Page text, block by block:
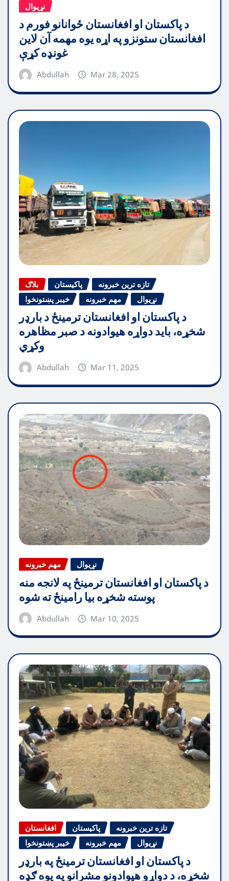
نړیوال
د پاکستان او افغانستان ځوانانو فورم د
افغانستان ستونزو په اړه یوه مهمه آن لاین
غونډه کړې
Abdullah Mar 28, 2025
بلاګ پاکیستان
تازه ترین خبرونه
خیبر پښتونخوا
مهم خبرونه نړیوال
د پاکستان او افغانستان ترمینځ د بارډر
شخړه، باید دواړه هیوادونه د صبر مظاهره
وکړي
Abdullah Mar 11, 2025
مهم خبرونه نړیوال
د پاکستان او افغانستان ترمینځ په لانجه منه
پوسته شخړه بیا رامینځ ته شوه
Abdullah Mar 10, 2025
افغانستان پاکیستان
تازه ترین خبرونه
خیبر پښتونخوا
مهم خبرونه نړیوال
د پاکستان او افغانستان ترمینځ په بارډر
شخړه، د دواړو هیوادونو مشرانو په یوه ګډه